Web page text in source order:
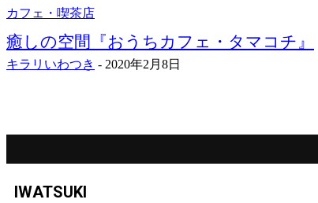
カフェ・喫茶店
癒しの空間『おうちカフェ・タマコチ』
キラリいわつき - 2020年2月8日
IWATSUKI